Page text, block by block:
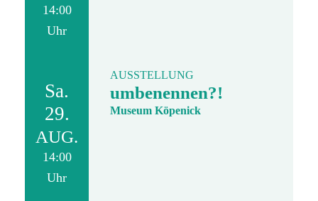
14:00
Uhr
Sa.
29.
AUG.
14:00
Uhr
AUSSTELLUNG
umbenennen?!
Museum Köpenick